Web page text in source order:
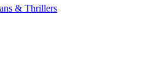
& Thrillers